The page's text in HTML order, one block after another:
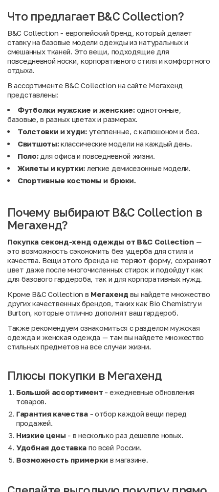
Что предлагает B&C Collection?
B&C Collection - европейский бренд, который делает
ставку на базовые модели одежды из натуральных и
смешанных тканей. Это вещи, подходящие для
повседневной носки, корпоративного стиля и комфортного
отдыха.
В ассортименте B&C Collection на сайте Мегахенд
представлены:
Футболки мужские и женские: однотонные,
базовые, в разных цветах и размерах.
Толстовки и худи:утепленные, с капюшоном и без.
Свитшоты:классические модели на каждый день.
Поло:для офиса и повседневной жизни.
Жилеты и куртки: легкие демисезонные модели.
Спортивные костюмы и брюки.
Почему выбирают B&C Collection в
Мегахенд?
Покупка секонд-хенд одежды от B&C Collection —
это возможность сэкономить без ущерба для стиля и
качества. Вещи этого бренда не теряют форму, сохраняют
цвет даже после многочисленных стирок и подойдут как
для базового гардероба, так и для корпоративных нужд.
Кроме B&C Collection в Мегахенд вы найдете множество
других качественных брендов, таких как Bio Chemistryи
Burton, которые отлично дополнят ваш гардероб.
Также рекомендуем ознакомиться с разделоммужская
одежда и женская одежда — там вы найдете множество
стильных предметов на все случаи жизни.
Плюсы покупки в Мегахенд
Большой ассортимент - ежедневные обновления
товаров.
Гарантия качества- отбор каждой вещи перед
продажей.
Низкие цены - в несколько раз дешевле новых.
Удобная доставка по всей России.
Возможность примерки в магазине.